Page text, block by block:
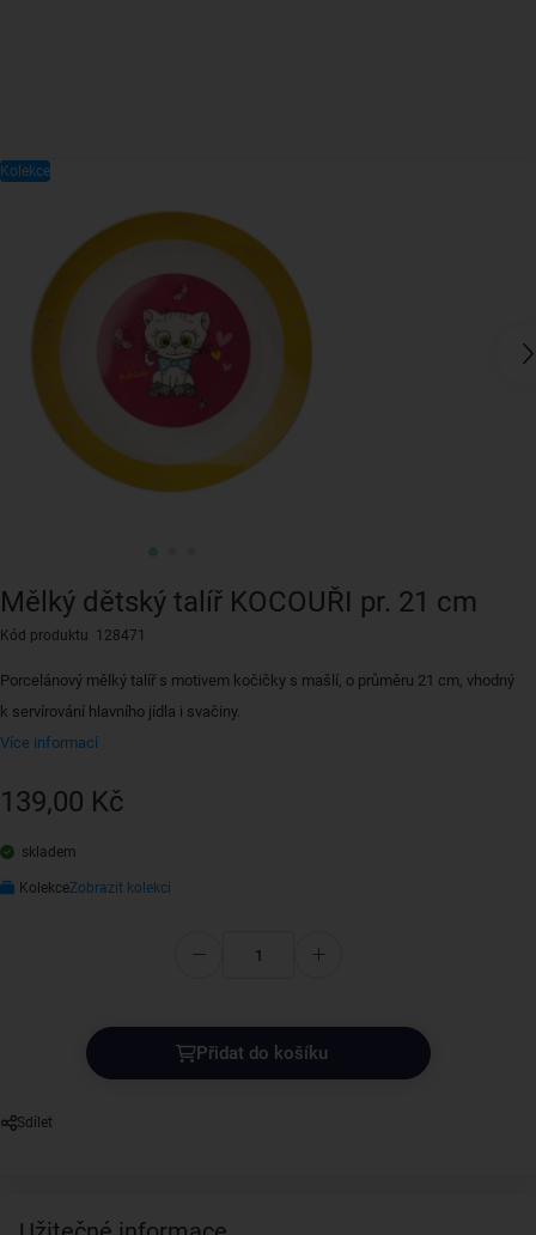
Mělký dětský talíř KOCOUŘI pr. 21 cm
Kód produktu 128471
Porcelánový mělký talíř s motivem kočičky s mašlí, o průměru 21 cm, vhodný
k servírování hlavního jídla i svačiny.
Více informací
139,00 Kč
skladem
KolekceZobrazit kolekci
Přidat do košíku
Sdílet
Kolekce